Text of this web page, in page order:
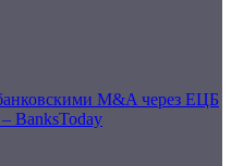
M&A через ЕЦБ
BanksToday